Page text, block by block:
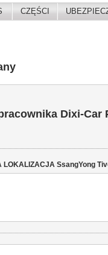
CZĘŚCI
Dixi-Car
LOKALIZACJA SsangYong